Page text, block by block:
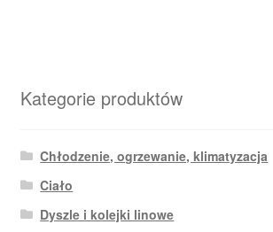
Kategorie produktów
Chłodzenie, ogrzewanie, klimatyzacja
Ciało
Dyszle i kolejki linowe